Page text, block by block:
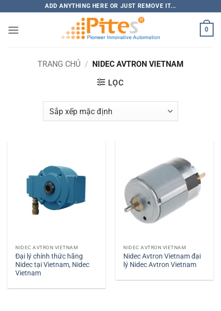
nội
ADD ANYTHING HERE OR JUST REMOVE IT...
0
TRANG CHỦ / NIDEC AVTRON VIETNAM
LỌC
NIDEC AVTRON VIETNAM
Đại lý chính thức hãng
Nidec tại Vietnam, Nidec
Vietnam
NIDEC AVTRON VIETNAM
Nidec Avtron Vietnam đại
lý Nidec Avtron Vietnam